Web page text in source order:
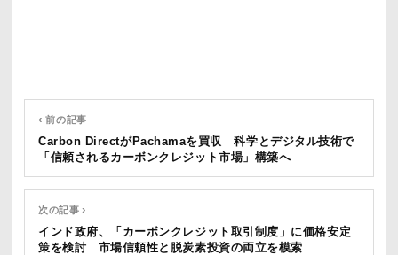
‹ 前の記事
Carbon DirectがPachamaを買収 科学とデジタル技術で
「信頼されるカーボンクレジット市場」構築へ
次の記事 ›
インド政府、「カーボンクレジット取引制度」に価格安定
策を検討 市場信頼性と脱炭素投資の両立を模索